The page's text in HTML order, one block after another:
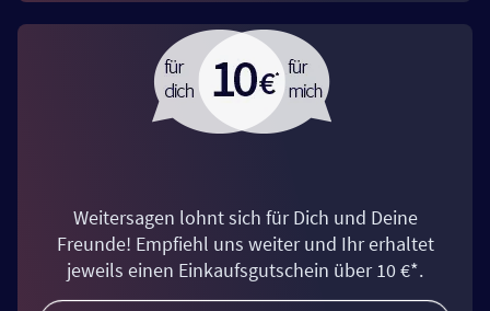
Weitersagen lohnt sich für Dich und Deine
Freunde! Empfiehl uns weiter und Ihr erhaltet
jeweils einen Einkaufsgutschein über 10 €*.